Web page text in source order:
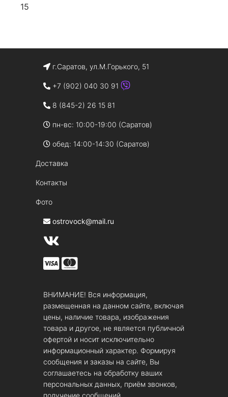
15
г.Саратов, ул.М.Горького, 51
+7 (902) 040 30 91
8 (845-2) 26 15 81
пн-вс: 10:00-19:00 (Саратов)
обед: 14:00-14:30 (Саратов)
Доставка
Контакты
Фото
ostrovock@mail.ru
ВНИМАНИЕ! Вся информация,
размещенная на данном сайте, включая
цены, наличие товара, изображения
товара и другое, не является публичной
офертой и носит исключительно
информационный характер. Формируя
сообщения и заказы на сайте, Вы
соглашаетесь на обработку ваших
персональных данных, приём звонков,
получение сообщений.